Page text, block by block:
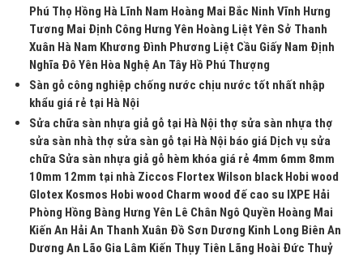
Phú Thọ Hồng Hà Lĩnh Nam Hoàng Mai Bắc Ninh Vĩnh Hưng
Tương Mai Định Công Hưng Yên Hoàng Liệt Yên Sở Thanh
Xuân Hà Nam Khương Đình Phương Liệt Cầu Giấy Nam Định
Nghĩa Đô Yên Hòa Nghệ An Tây Hồ Phú Thượng
Sàn gỗ công nghiệp chống nước chịu nước tốt nhất nhập
khẩu giá rẻ tại Hà Nội
Sửa chữa sàn nhựa giả gỗ tại Hà Nội thợ sửa sàn nhựa thợ
sửa sàn nhà thợ sửa sàn gỗ tại Hà Nội báo giá Dịch vụ sửa
chữa Sửa sàn nhựa giả gỗ hèm khóa giá rẻ 4mm 6mm 8mm
10mm 12mm tại nhà Ziccos Flortex Wilson black Hobi wood
Glotex Kosmos Hobi wood Charm wood đế cao su IXPE Hải
Phòng Hồng Bàng Hưng Yên Lê Chân Ngô Quyền Hoàng Mai
Kiến An Hải An Thanh Xuân Đồ Sơn Dương Kinh Long Biên An
Dương An Lão Gia Lâm Kiến Thụy Tiên Lãng Hoài Đức Thuỷ